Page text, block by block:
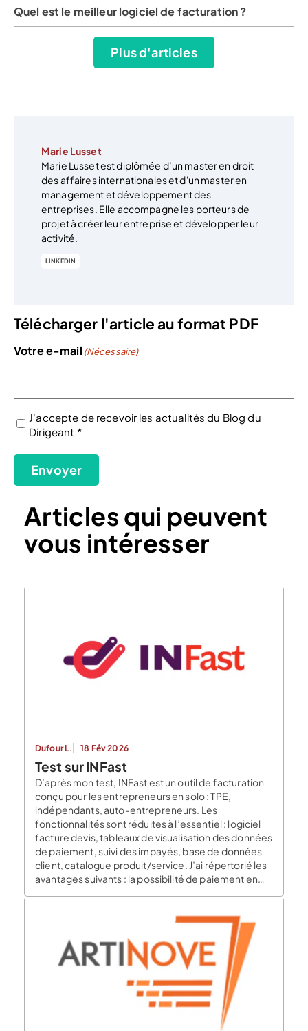
Quel est le meilleur logiciel de facturation ?
Plus d'articles
Marie Lusset
Marie Lusset est diplômée d’un master en droit
des affaires internationales et d'un master en
management et développement des
entreprises. Elle accompagne les porteurs de
projet à créer leur entreprise et développer leur
activité.
LINKEDIN
Télécharger l'article au format PDF
Votre e-mail (Nécessaire)
(Nécessaire)
J'accepte de recevoir les actualités du Blog du
Dirigeant *
Envoyer
Articles qui peuvent
vous intéresser
Dufour L. 18 Fév 2026
Test sur INFast
D’après mon test, INFast est un outil de facturation
conçu pour les entrepreneurs en solo : TPE,
indépendants, auto-entrepreneurs. Les
fonctionnalités sont réduites à l’essentiel : logiciel
facture devis, tableaux de visualisation des données
de paiement, suivi des impayés, base de données
client, catalogue produit/service. J’ai répertorié les
avantages suivants : la possibilité de paiement en